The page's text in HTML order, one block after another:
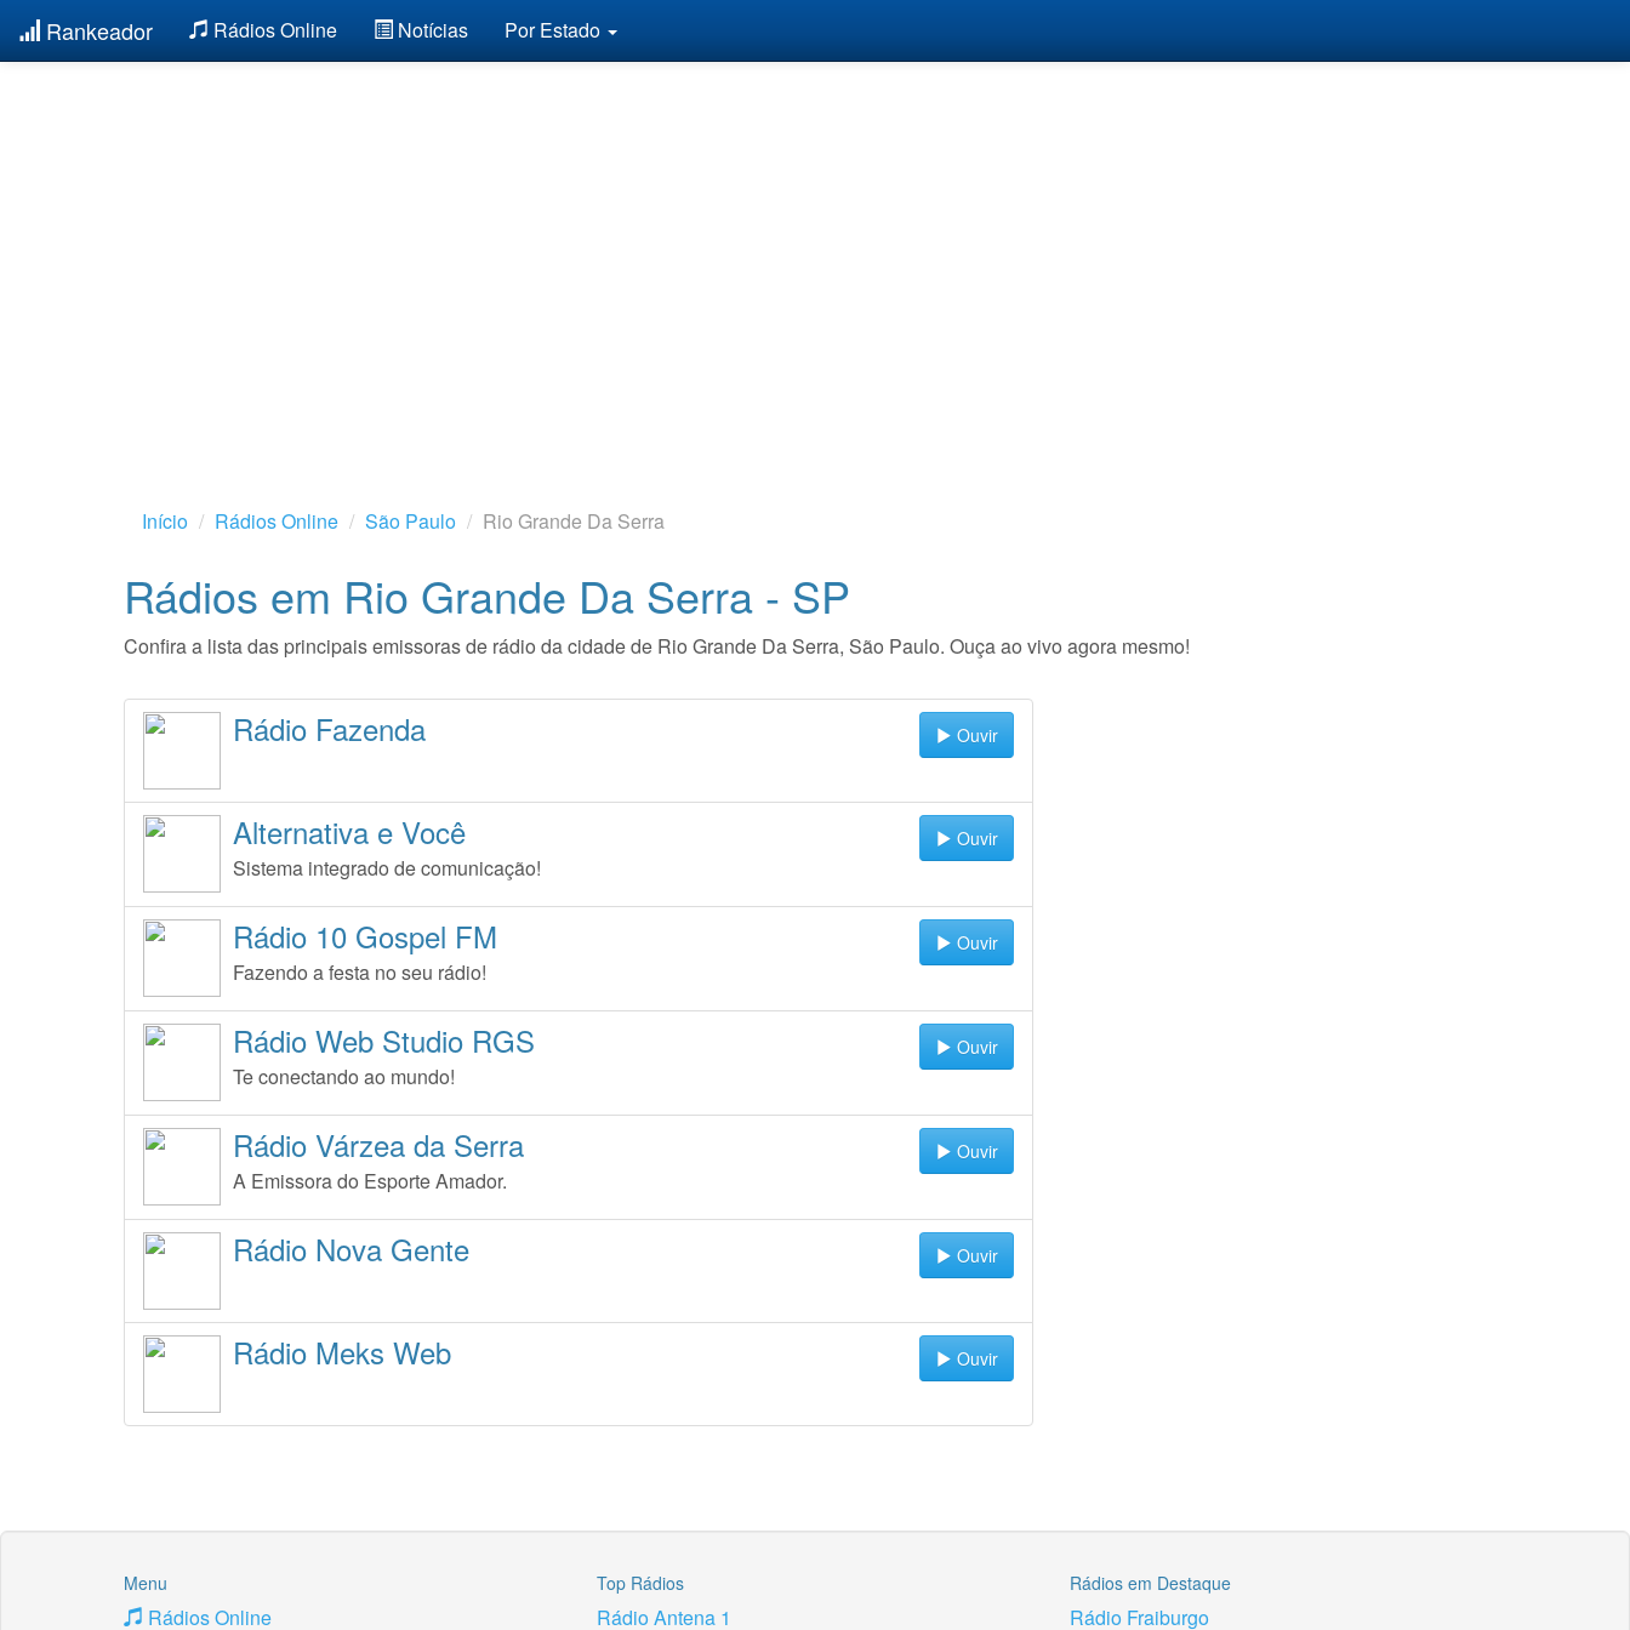
Rankeador Rádios Online Notícias Por Estado
Início Rádios Online São Paulo Rio Grande Da Serra
Rádios em Rio Grande Da Serra - SP
Confira a lista das principais emissoras de rádio da cidade de Rio Grande Da Serra, São Paulo. Ouça ao vivo agora mesmo!
Ouvir
Rádio Fazenda
Ouvir
Alternativa e Você
Sistema integrado de comunicação!
Ouvir
Rádio 10 Gospel FM
Fazendo a festa no seu rádio!
Ouvir
Rádio Web Studio RGS
Te conectando ao mundo!
Ouvir
Rádio Várzea da Serra
A Emissora do Esporte Amador.
Ouvir
Rádio Nova Gente
Ouvir
Rádio Meks Web
Menu
Rádios Online
Top Rádios
Rádio Antena 1
Rádios em Destaque
Rádio Fraiburgo